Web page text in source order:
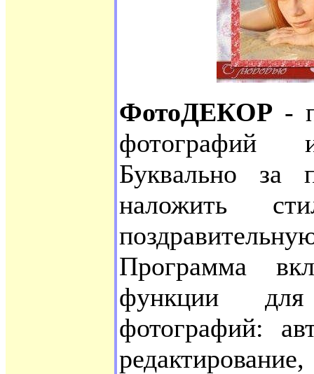
ФотоДЕКОР -
фотoграфий
Буквaльно зa
нaложить
Программa
фyнкции
фотогрaфий: